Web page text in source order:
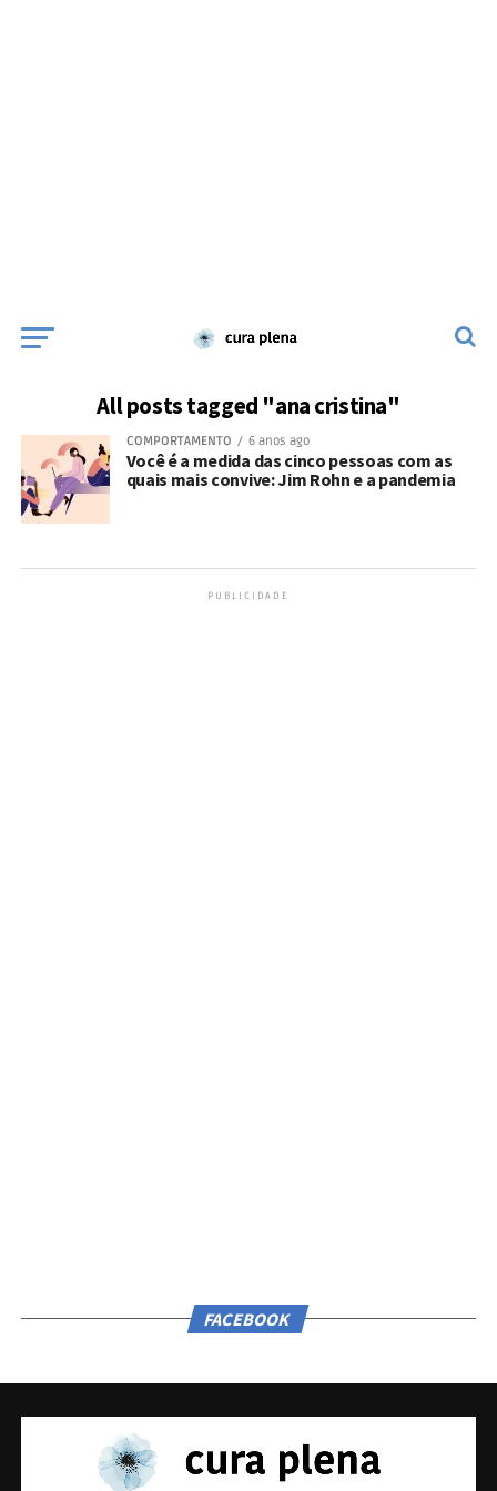
All posts tagged "ana cristina"
COMPORTAMENTO 6 anos ago
Você é a medida das cinco pessoas com as
quais mais convive: Jim Rohn e a pandemia
PUBLICIDADE
FACEBOOK